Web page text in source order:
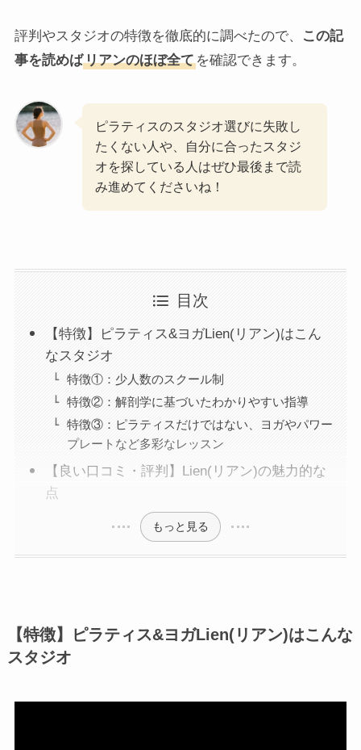
評判やスタジオの特徴を徹底的に調べたので、
この記
事を読めばリアンのほぼ全てを確認できます。
ピラティスのスタジオ選びに失敗し
たくない人や、自分に合ったスタジ
オを探している人はぜひ最後まで読
み進めてくださいね！
目次
【特徴】ピラティス&ヨガLien(リアン)はこん
なスタジオ
特徴①：少人数のスクール制
特徴②：解剖学に基づいたわかりやすい指導
特徴③：ピラティスだけではない、ヨガやパワー
プレートなど多彩なレッスン
【良い口コミ・評判】Lien(リアン)の魅力的な
点
もっと見る
【特徴】ピラティス&ヨガLien(リアン)はこんな
スタジオ